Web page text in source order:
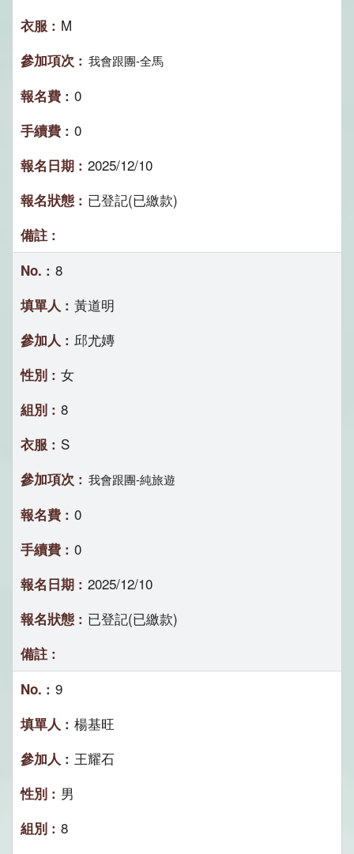
M
我會跟團-全馬
0
0
2025/12/10
已登記(已繳款)
8
黃道明
邱尤嫥
女
8
S
我會跟團-純旅遊
0
0
2025/12/10
已登記(已繳款)
9
楊基旺
王耀石
男
8